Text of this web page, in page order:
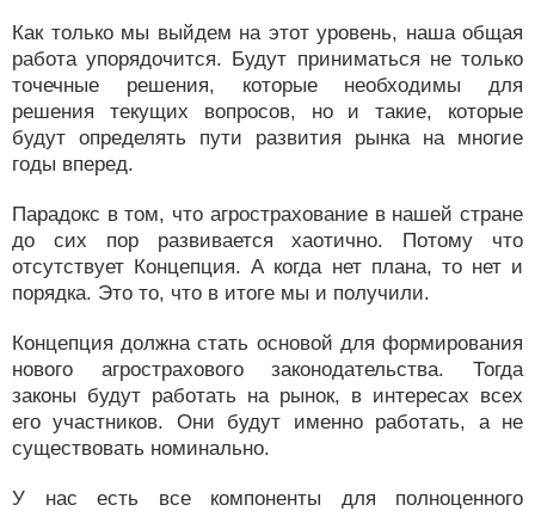
Как только мы выйдем на этот уровень, наша общая
работа упорядочится. Будут приниматься не только
точечные решения, которые необходимы для
решения текущих вопросов, но и такие, которые
будут определять пути развития рынка на многие
годы вперед.
Парадокс в том, что агрострахование в нашей стране
до сих пор развивается хаотично. Потому что
отсутствует Концепция. А когда нет плана, то нет и
порядка. Это то, что в итоге мы и получили.
Концепция должна стать основой для формирования
нового агрострахового законодательства. Тогда
законы будут работать на рынок, в интересах всех
его участников. Они будут именно работать, а не
существовать номинально.
У нас есть все компоненты для полноценного